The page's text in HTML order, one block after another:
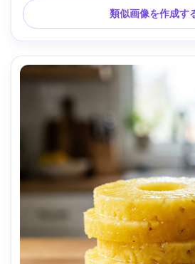
類似画像を作成す